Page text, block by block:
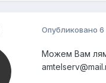
Опубликовано 6
Можем Вам